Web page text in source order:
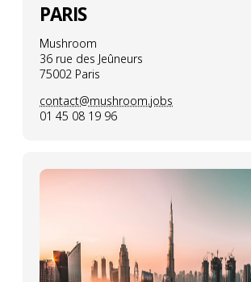
PARIS
Mushroom
36 rue des Jeûneurs
75002 Paris
contact@mushroom.jobs
01 45 08 19 96